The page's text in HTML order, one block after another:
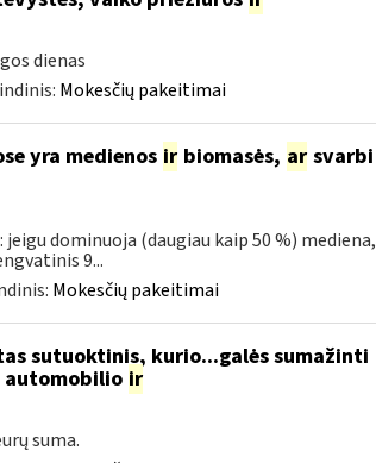
dienas
Mokesčių pakeitimai
yra medienos irbiomasės, arsvarbi
dominuoja (daugiau kaip 50 %) mediena,
9...
Mokesčių pakeitimai
sutuoktinis, kurio...galės sumažinti
automobilio ir
suma.